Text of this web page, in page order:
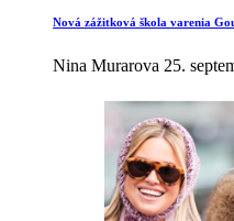
Nová zážitková škola varenia
Nina Murarova 25.